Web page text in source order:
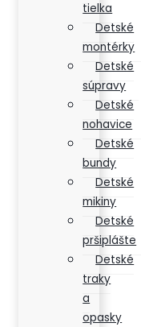
tielka
Detské
montérky
Detské
súpravy
Detské
nohavice
Detské
bundy
Detské
mikiny
Detské
pršiplášte
Detské
traky
a
opasky